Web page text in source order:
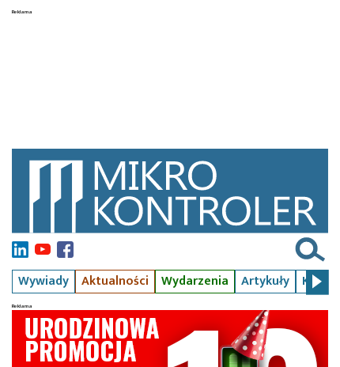
Wywiady Aktualności Wydarzenia Artykuły Kursy